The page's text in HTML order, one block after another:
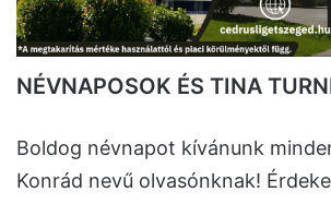
NÉVNAPOSOK ÉS TINA
Boldog névnapot kívánunk
Konrád nevű olvasónknak!